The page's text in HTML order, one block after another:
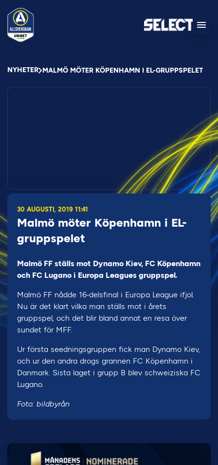
NYHETER MALMÖ MÖTER KÖPENHAMN I EL-GRUPPSPELET
30 AUGUSTI, 2019 11:41
Malmö möter Köpenhamn i EL-
gruppspelet
Malmö FF ställs mot Dynamo Kiev, FC Köpenhamn
och FC Lugano i Europa Leagues gruppspel.
Malmö FF nådde 16-delsfinal i Europa League ifjol.
Nu är det klart vilka man ställs mot i årets
gruppspel, och det blir bland annat en resa över
sundet för MFF.
Ur första seedningsgruppen fick man Dynamo Kiev,
och ur den andra drogs grannen FC Köpenhamn i
Danmark. Sista laget i grupp B blev schweiziska FC
Lugano.
Foto: bildbyrån